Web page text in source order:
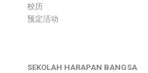
校历
预定活动
SEKOLAH HARAPAN BANGSA